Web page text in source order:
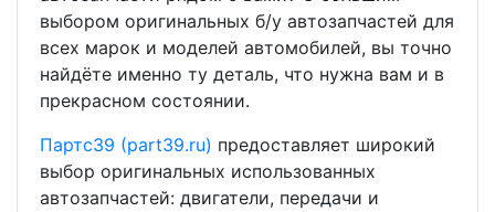
выбором оригинальных б/у автозапчастей для
всех марок и моделей автомобилей, вы точно
найдёте именно ту деталь, что нужна вам и в
прекрасном состоянии.
Партс39 (part39.ru) предоставляет широкий
выбор оригинальных использованных
автозапчастей: двигатели, передачи и